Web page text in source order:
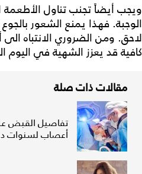
ويجب أيضاً تجنب تناول
الوجبة. فهذا يمنع الشعور
لاحق. ومن الضروري الانتباه
كافية قد يعزز الشهية في اليوم
مقالات ذات صلة
تفاصيل القبض
أعصاب لسنوات